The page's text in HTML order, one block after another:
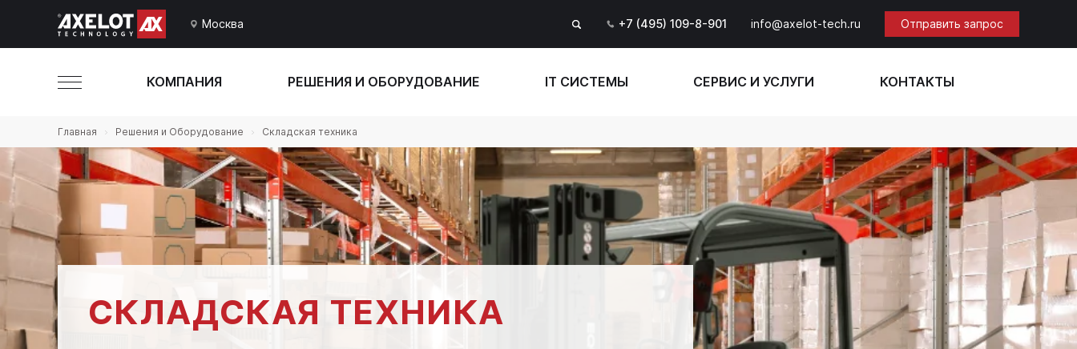
Москва +7 (495) 109-8-901 info@axelot-tech.ru Отправить запрос
КОМПАНИЯ РЕШЕНИЯ И ОБОРУДОВАНИЕ IT СИСТЕМЫ СЕРВИС И УСЛУГИ КОНТАКТЫ
Главная Решения и Оборудование Складская техника
СКЛАДСКАЯ ТЕХНИКА